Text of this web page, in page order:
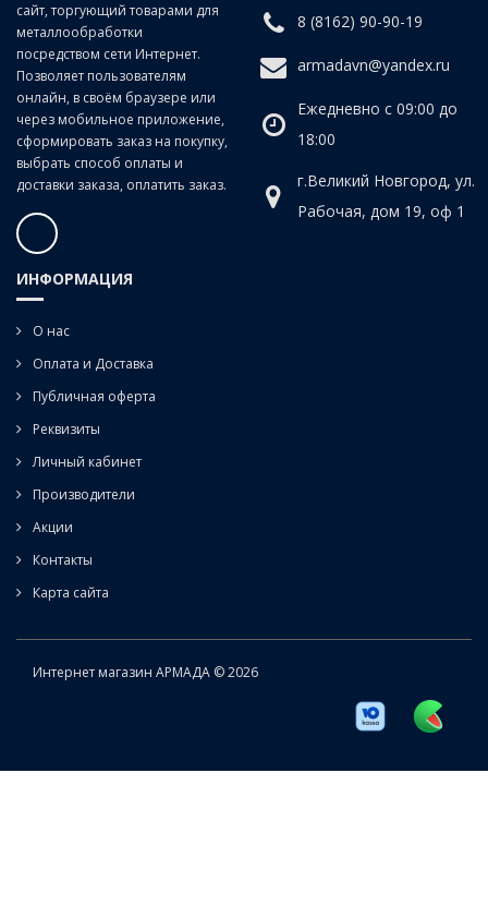
сайт, торгующий товарами для
металлообработки
посредством сети Интернет.
Позволяет пользователям
онлайн, в своём браузере или
через мобильное приложение,
сформировать заказ на покупку,
выбрать способ оплаты и
доставки заказа, оплатить заказ.
8 (8162) 90-90-19
armadavn@yandex.ru
Ежедневно с 09:00 до
18:00
г.Великий Новгород, ул.
Рабочая, дом 19, оф 1
ИНФОРМАЦИЯ
О нас
Оплата и Доставка
Публичная оферта
Реквизиты
Личный кабинет
Производители
Акции
Контакты
Карта сайта
Интернет магазин АРМАДА © 2026